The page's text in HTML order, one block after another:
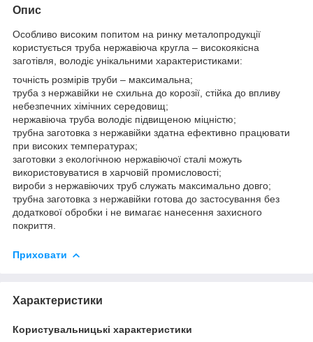
Опис
Особливо високим попитом на ринку металопродукції
користується труба нержавіюча кругла – високоякісна
заготівля, володіє унікальними характеристиками:
точність розмірів труби – максимальна;
труба з нержавійки не схильна до корозії, стійка до впливу
небезпечних хімічних середовищ;
нержавіюча труба володіє підвищеною міцністю;
трубна заготовка з нержавійки здатна ефективно працювати
при високих температурах;
заготовки з екологічною нержавіючої сталі можуть
використовуватися в харчовій промисловості;
вироби з нержавіючих труб служать максимально довго;
трубна заготовка з нержавійки готова до застосування без
додаткової обробки і не вимагає нанесення захисного
покриття.
Приховати
Характеристики
Користувальницькі характеристики